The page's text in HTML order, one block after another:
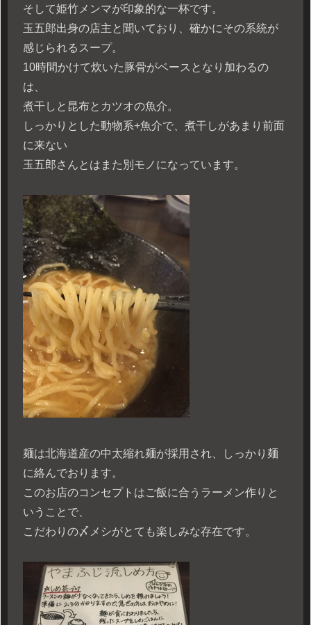
そして姫竹メンマが印象的な一杯です。
玉五郎出身の店主と聞いており、確かにその系統が
感じられるスープ。
10時間かけて炊いた豚骨がベースとなり加わるの
は、
煮干しと昆布とカツオの魚介。
しっかりとした動物系+魚介で、煮干しがあまり前面
に来ない
玉五郎さんとはまた別モノになっています。
麺は北海道産の中太縮れ麺が採用され、しっかり麺
に絡んでおります。
このお店のコンセプトはご飯に合うラーメン作りと
いうことで、
こだわりの〆メシがとても楽しみな存在です。